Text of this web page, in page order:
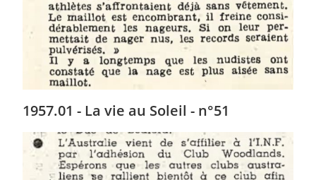
1957.01 - La vie au Soleil - n°51